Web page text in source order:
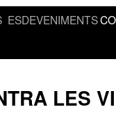
ESDEVENIMENTS
LES